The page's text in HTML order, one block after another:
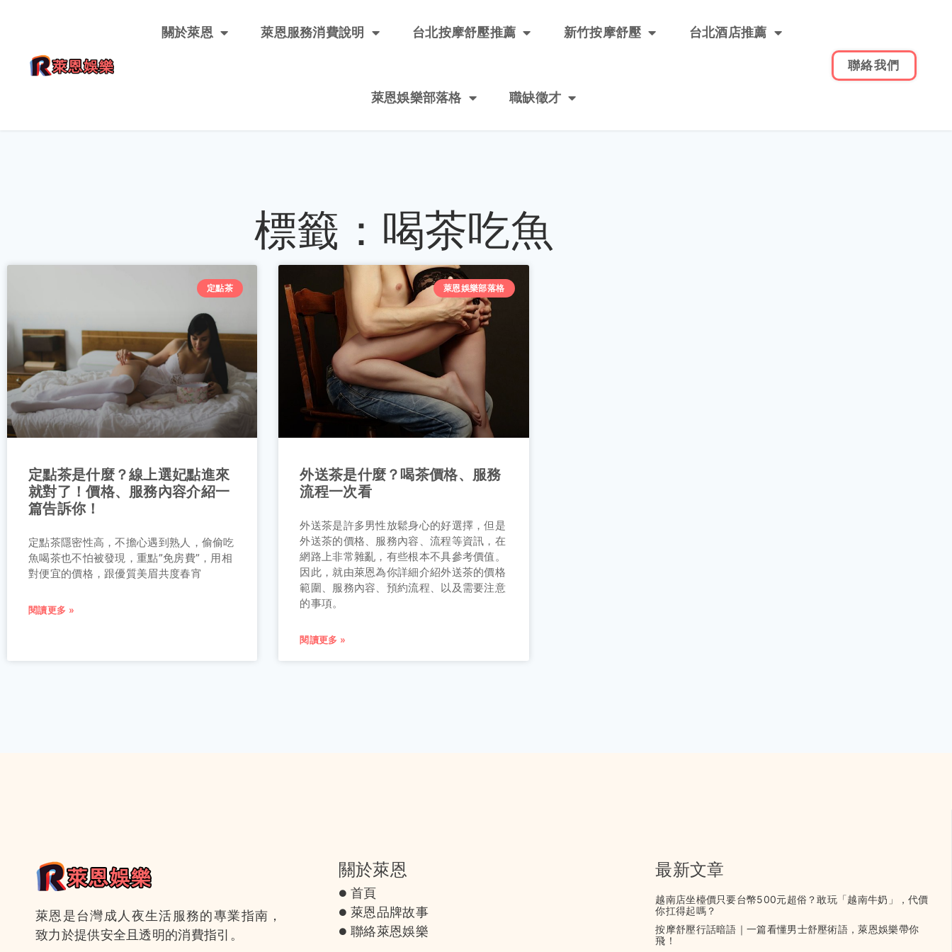
關於萊恩 萊恩服務消費說明 台北按摩舒壓推薦 新竹按摩舒壓 台北酒店推薦
萊恩娛樂部落格 職缺徵才
聯絡我們
標籤：喝茶吃魚
定點茶
定點茶是什麼？線上選妃點進來
就對了！價格、服務內容介紹一
篇告訴你！
定點茶隱密性高，不擔心遇到熟人，偷偷吃
魚喝茶也不怕被發現，重點”免房費”，用相
對便宜的價格，跟優質美眉共度春宵
閱讀更多 »
萊恩娛樂部落格
外送茶是什麼？喝茶價格、服務
流程一次看
外送茶是許多男性放鬆身心的好選擇，但是
外送茶的價格、服務內容、流程等資訊，在
網路上非常雜亂，有些根本不具參考價值。
因此，就由萊恩為你詳細介紹外送茶的價格
範圍、服務內容、預約流程、以及需要注意
的事項。
閱讀更多 »
萊恩是台灣成人夜生活服務的專業指南，
致力於提供安全且透明的消費指引。
關於萊恩
首頁
萊恩品牌故事
聯絡萊恩娛樂
最新文章
越南店坐檯價只要台幣500元超俗？敢玩「越南牛奶」，代價
你扛得起嗎？
按摩舒壓行話暗語｜一篇看懂男士舒壓術語，萊恩娛樂帶你
飛！